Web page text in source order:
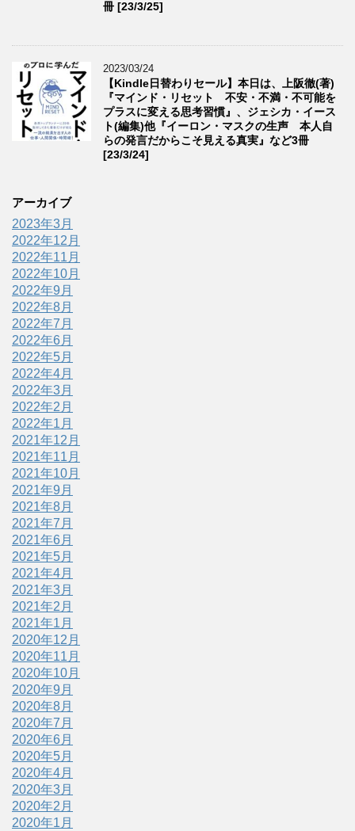
冊 [23/3/25]
2023/03/24
【Kindle日替わりセール】本日は、上阪徹(著)
『マインド・リセット 不安・不満・不可能を
プラスに変える思考習慣』、ジェシカ・イース
ト(編集)他『イーロン・マスクの生声 本人自
らの発言だからこそ見える真実』など3冊
[23/3/24]
アーカイブ
2023年3月
2022年12月
2022年11月
2022年10月
2022年9月
2022年8月
2022年7月
2022年6月
2022年5月
2022年4月
2022年3月
2022年2月
2022年1月
2021年12月
2021年11月
2021年10月
2021年9月
2021年8月
2021年7月
2021年6月
2021年5月
2021年4月
2021年3月
2021年2月
2021年1月
2020年12月
2020年11月
2020年10月
2020年9月
2020年8月
2020年7月
2020年6月
2020年5月
2020年4月
2020年3月
2020年2月
2020年1月